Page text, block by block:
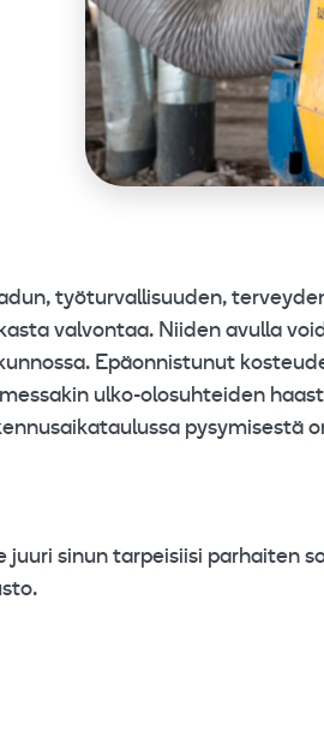
työturvallisuuden,
valvontaa. Niiden avulla
Epäonnistunut
ulko-olosuhteiden
pysymisestä
sinun tarpeisiisi parhaiten